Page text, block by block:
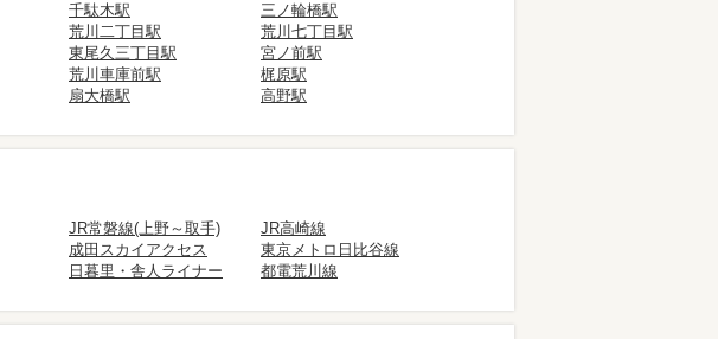
千駄木駅
三ノ輪橋駅
荒川二丁目駅
荒川七丁目駅
東尾久三丁目駅
宮ノ前駅
荒川車庫前駅
梶原駅
扇大橋駅 高野駅
JR常磐線(上野～取手)
JR高崎線
成田スカイアクセス
東京メトロ日比谷線
日暮里・舎人ライナー 都電荒川線